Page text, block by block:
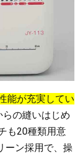
能が充実してい
の縫いはじめ
も20種類用意
ーン採用で、操